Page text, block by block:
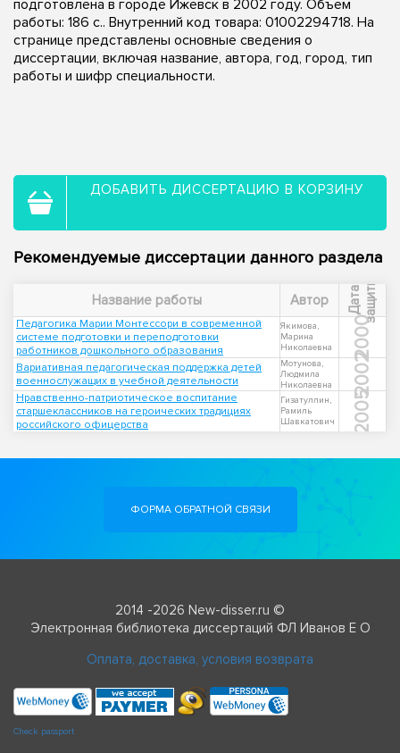
подготовлена в городе Ижевск в 2002 году. Объем
работы: 186 с.. Внутренний код товара: 01002294718. На
странице представлены основные сведения о
диссертации, включая название, автора, год, город, тип
работы и шифр специальности.
ДОБАВИТЬ ДИССЕРТАЦИЮ В КОРЗИНУ
Рекомендуемые диссертации данного раздела
Название работы Автор Д
а
т
а
з
а
щ
и
т ы
Педагогика Марии Монтессори в современной
системе подготовки и переподготовки
работников дошкольного образования
Якимова,
Марина
Николаевна
2000
Вариативная педагогическая поддержка детей
военнослужащих в учебной деятельности
Мотунова,
Людмила
Николаевна
2002
Нравственно-патриотическое воспитание
старшеклассников на героических традициях
российского офицерства
Гизатуллин,
Рамиль
Шавкатович
2005
ФОРМА ОБРАТНОЙ СВЯЗИ
2014 -2026 New-disser.ru ©
Электронная библиотека диссертаций ФЛ Иванов Е О
Оплата, доставка, условия возврата
Check passport